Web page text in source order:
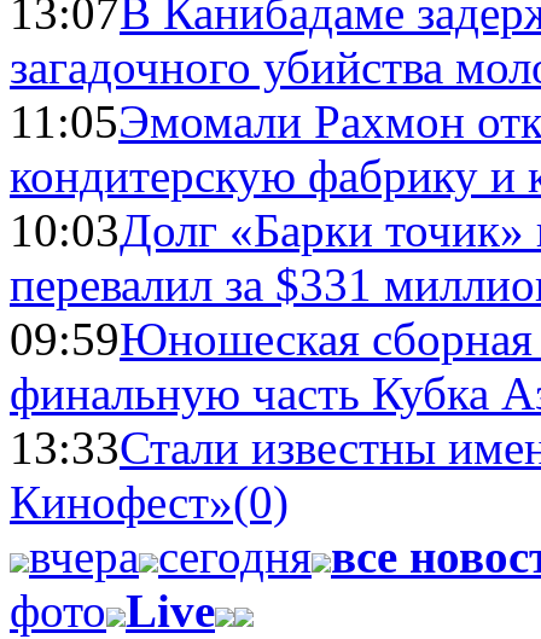
13:07В Канибадаме
загадочного убийства
11:05Эмомали Рахмон
кондитерскую фабрику и
10:03Долг «Барки
перевалил за $331
09:59Юношеская
финальную часть Кубка
13:33Стали известны
Кинофест»(0)
вчера сегодня все
фото Live